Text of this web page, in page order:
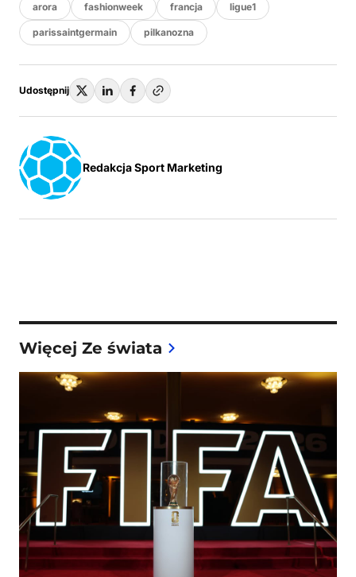
arora fashionweek francja ligue1
parissaintgermain pilkanozna
Udostępnij
Redakcja Sport Marketing
Więcej Ze świata